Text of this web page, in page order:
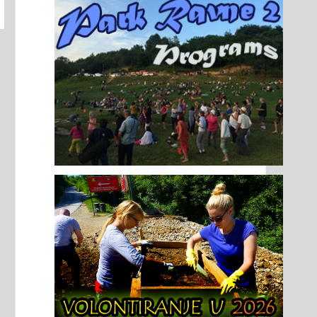
arheoloških i
projekata
– Bosanske...
Detaljnije